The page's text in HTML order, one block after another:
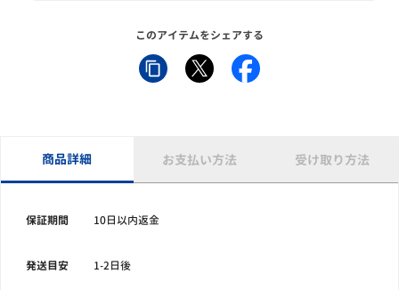
このアイテムをシェアする
商品詳細 お支払い方法 受け取り方法
保証期間 10日以内返金
発送目安 1-2日後